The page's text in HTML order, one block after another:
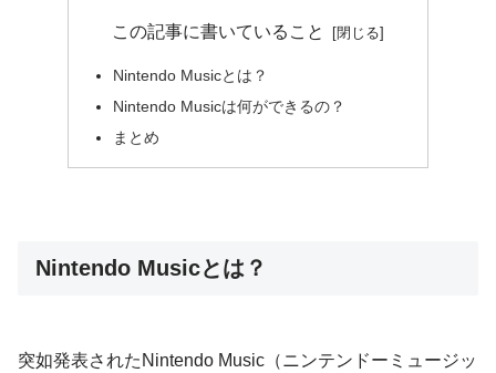
この記事に書いていること
Nintendo Musicとは？
Nintendo Musicは何ができるの？
まとめ
Nintendo Musicとは？
突如発表されたNintendo Music（ニンテンドーミュージッ